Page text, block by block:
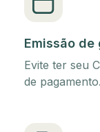
Emissão de
Evite ter seu
de pagamento.